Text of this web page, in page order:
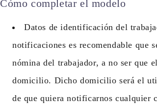
Cómo completar el modelo
Datos de identificación del
notificaciones es recomendable que
nómina del trabajador, a no ser que
domicilio. Dicho domicilio será el
de que quiera notificarnos cualquier